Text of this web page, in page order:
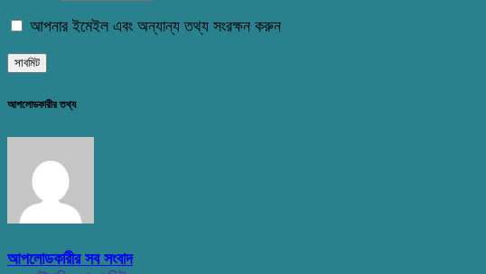
আপনার ইমেইল এবং অন্যান্য তথ্য সংরক্ষন করুন
আপলোডকারীর তথ্য
আপলোডকারীর সব সংবাদ